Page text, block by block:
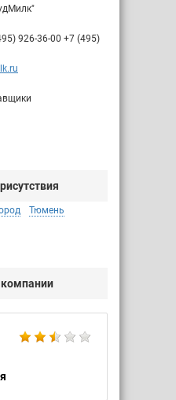
926-36-00 +7 (495)
Тюмень